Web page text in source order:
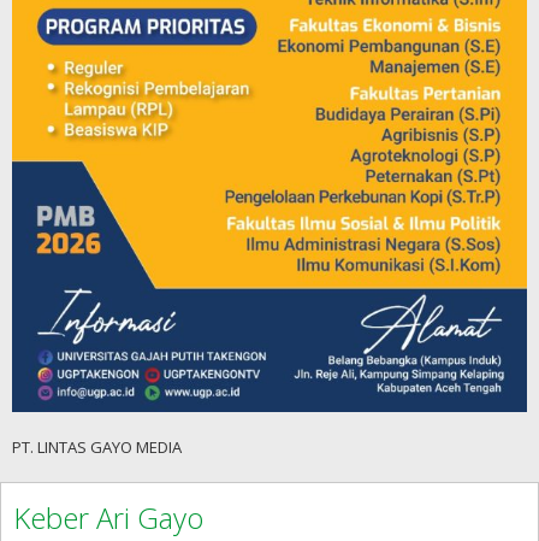
PT. LINTAS GAYO MEDIA
Keber Ari Gayo